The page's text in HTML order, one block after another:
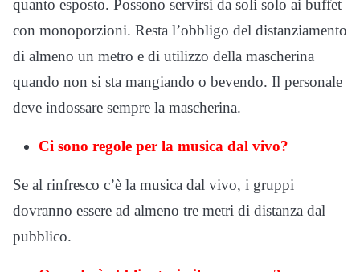
quanto esposto. Possono servirsi da soli solo ai buffet
con monoporzioni. Resta l’obbligo del distanziamento
di almeno un metro e di utilizzo della mascherina
quando non si sta mangiando o bevendo. Il personale
deve indossare sempre la mascherina.
Ci sono regole per la musica dal vivo?
Se al rinfresco c’è la musica dal vivo, i gruppi
dovranno essere ad almeno tre metri di distanza dal
pubblico.